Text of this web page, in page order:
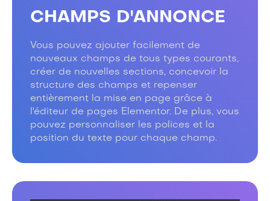
CHAMPS D'ANNONCE
Vous pouvez ajouter facilement de
nouveaux champs de tous types courants,
créer de nouvelles sections, concevoir la
structure des champs et repenser
entièrement la mise en page grâce à
l'éditeur de pages Elementor. De plus, vous
pouvez personnaliser les polices et la
position du texte pour chaque champ.